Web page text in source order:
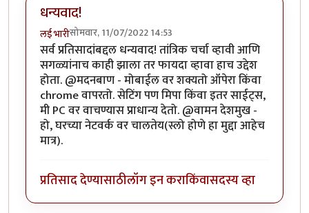
धन्यवाद!
लई भारीसोमवार, 11/07/2022 14:53
सर्व प्रतिसादांबद्दल धन्यवाद! तांत्रिक चर्चा व्हावी आणि
सगळ्यांनाच काही झाला तर फायदा व्हावा हाच उद्देश
होता. @मदनबाण - मोबाईल वर शक्यतो ऑपेरा किंवा
chrome वापरतो. सेटिंग पण मिपा किंवा इतर साईट्स,
मी PC वर वाचण्यास प्राधान्य देतो. @वामन देशमुख -
हो, घरच्या नेटवर्क वर चालतेय(स्लो होणे हा मुद्दा आहेच
मात्र).
प्रतिसाद देण्यासाठीलॉग इन कराकिंवासदस्य व्हा